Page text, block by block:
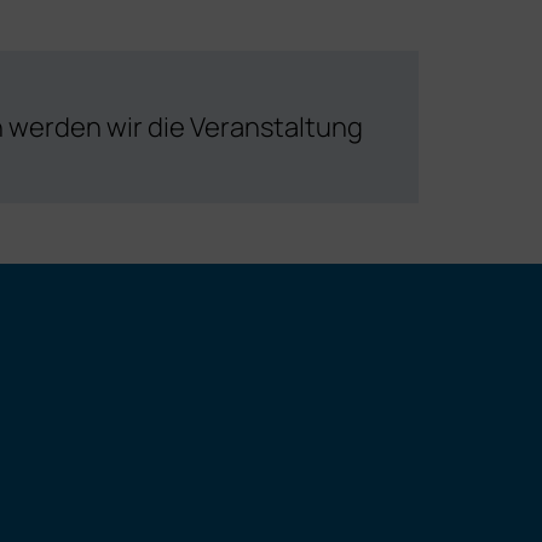
wir die Veranstaltung